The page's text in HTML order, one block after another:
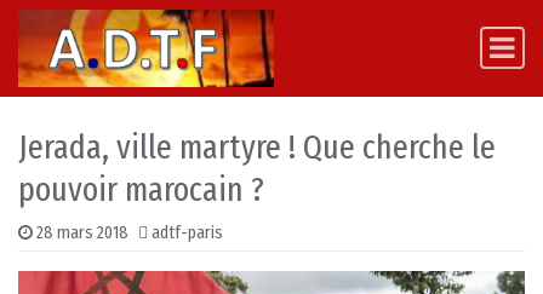
Skip to content
Main Navigation
Jerada, ville martyre ! Que cherche le
pouvoir marocain ?
28 mars 2018 adtf-paris